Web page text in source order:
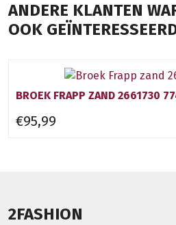
ANDERE KLANTEN
OOK
BROEK FRAPP ZAND 2661730
€95,99
2FASHION